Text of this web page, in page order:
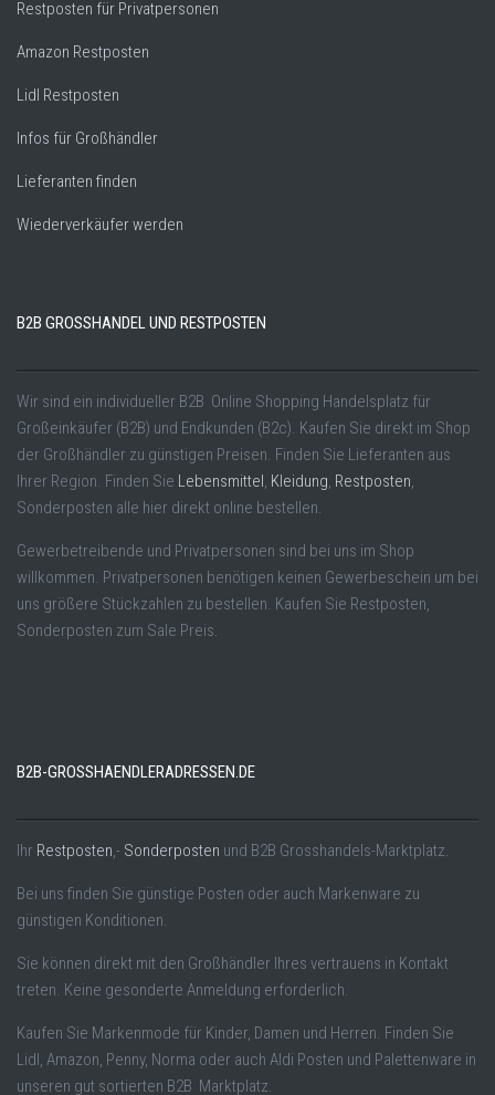
Restposten für Privatpersonen
Amazon Restposten
Lidl Restposten
Infos für Großhändler
Lieferanten finden
Wiederverkäufer werden
B2B GROSSHANDEL UND RESTPOSTEN
Wir sind ein individueller B2B Online Shopping Handelsplatz für
Großeinkäufer (B2B) und Endkunden (B2c). Kaufen Sie direkt im Shop
der Großhändler zu günstigen Preisen. Finden Sie Lieferanten aus
Ihrer Region. Finden Sie Lebensmittel, Kleidung, Restposten,
Sonderposten alle hier direkt online bestellen.
Gewerbetreibende und Privatpersonen sind bei uns im Shop
willkommen. Privatpersonen benötigen keinen Gewerbeschein um bei
uns größere Stückzahlen zu bestellen. Kaufen Sie Restposten,
Sonderposten zum Sale Preis.
B2B-GROSSHAENDLERADRESSEN.DE
Ihr Restposten,- Sonderposten und B2B Grosshandels-Marktplatz.
Bei uns finden Sie günstige Posten oder auch Markenware zu
günstigen Konditionen.
Sie können direkt mit den Großhändler Ihres vertrauens in Kontakt
treten. Keine gesonderte Anmeldung erforderlich.
Kaufen Sie Markenmode für Kinder, Damen und Herren. Finden Sie
Lidl, Amazon, Penny, Norma oder auch Aldi Posten und Palettenware in
unseren gut sortierten B2B Marktplatz.